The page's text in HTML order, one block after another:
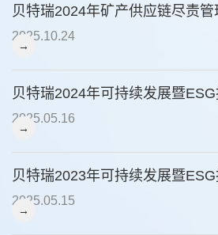
贝特瑞2024年矿产供应链尽责管
2025.10.24
→
贝特瑞2024年可持续发展暨
2025.05.16
→
贝特瑞2023年可持续发展暨
2025.05.15
→